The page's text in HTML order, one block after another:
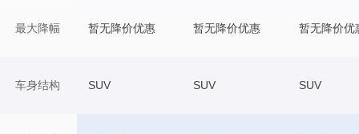
最大降幅
车身结构
暂无降价优惠 暂无降价优惠 暂无降价优
SUV SUV SUV